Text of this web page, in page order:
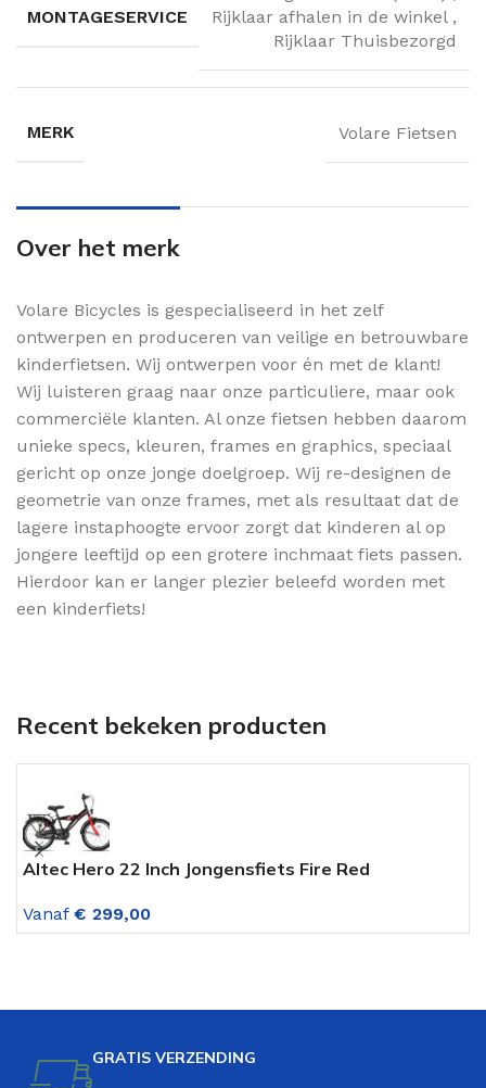
MONTAGESERVICE
Rijklaar afhalen in de winkel ,
Rijklaar Thuisbezorgd
MERK Volare Fietsen
Over het merk
Volare Bicycles is gespecialiseerd in het zelf
ontwerpen en produceren van veilige en betrouwbare
kinderfietsen. Wij ontwerpen voor én met de klant!
Wij luisteren graag naar onze particuliere, maar ook
commerciële klanten. Al onze fietsen hebben daarom
unieke specs, kleuren, frames en graphics, speciaal
gericht op onze jonge doelgroep. Wij re-designen de
geometrie van onze frames, met als resultaat dat de
lagere instaphoogte ervoor zorgt dat kinderen al op
jongere leeftijd op een grotere inchmaat fiets passen.
Hierdoor kan er langer plezier beleefd worden met
een kinderfiets!
Recent bekeken producten
Altec Hero 22 Inch Jongensfiets Fire Red
Vanaf € 299,00
GRATIS VERZENDING